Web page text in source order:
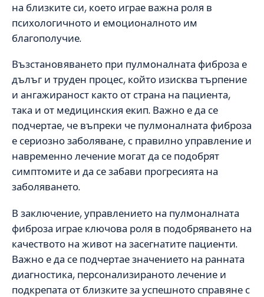
на близките си, което играе важна роля в
психологичното и емоционалното им
благополучие.
Възстановяването при пулмоналната фиброза е
дълъг и труден процес, който изисква търпение
и ангажираност както от страна на пациента,
така и от медицинския екип. Важно е да се
подчертае, че въпреки че пулмоналната фиброза
е сериозно заболяване, с правилно управление и
навременно лечение могат да се подобрят
симптомите и да се забави прогресията на
заболяването.
В заключение, управлението на пулмоналната
фиброза играе ключова роля в подобряването на
качеството на живот на засегнатите пациенти.
Важно е да се подчертае значението на ранната
диагностика, персонализираното лечение и
подкрепата от близките за успешното справяне с